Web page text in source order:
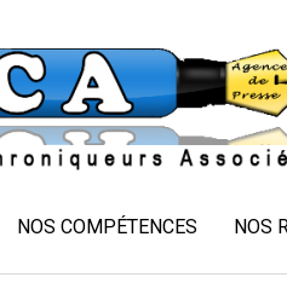
NOS COMPÉTENCES NOS